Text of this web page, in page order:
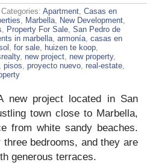
Categories: Apartment, Casas en
, Marbella, New Development,
, Property For Sale, San Pedro de
in marbella, armonía, casas en
, for sale, huizen te koop,
, new project, new property,
, pisos, proyecto nuevo, real-estate,
new project located in San
town close to Marbella,
from white sandy beaches.
bedrooms, and they are
generous terraces.